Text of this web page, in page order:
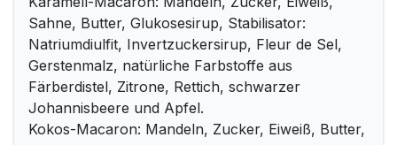
Sahne, Butter, Glukosesirup, Stabilisator:
Natriumdiulfit, Invertzuckersirup, Fleur de Sel,
Gerstenmalz, natürliche Farbstoffe aus
Färberdistel, Zitrone, Rettich, schwarzer
Johannisbeere und Apfel.
Kokos-Macaron: Mandeln, Zucker, Eiweiß, Butter,